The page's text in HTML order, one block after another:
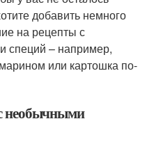
добавить немного
на рецепты с
специй – например,
или картошка по-
необычными